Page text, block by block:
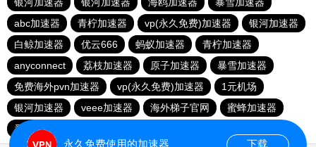
银河加速器
银河加速器 海鸥加速器
暴雪加速器
abc加速器
青柠加速器 vp(永久免费)加速器
银河加速器
白鲸加速器
优云666 蚂蚁加速器
青柠加速器
anyconnect
荔枝加速器 原子加速器
暴雪加速器
免费海外pvn加速器
vp(永久免费)加速器
1元机场
银河加速器
veee加速器 海外梯子官网
蜜蜂加速器
番石榴加速器
永久免费使用的加速器 下载